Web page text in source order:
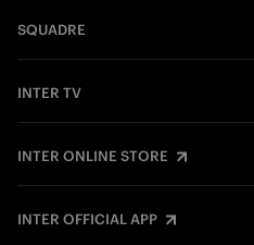
SQUADRE
INTER TV
INTER ONLINE STORE
INTER OFFICIAL APP